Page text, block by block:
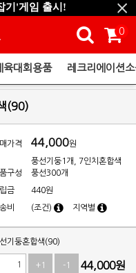
기'게임 출시!
립금 5,000원 증정
' 출시! ❤
0
육대회용품 레크리에이션
(90)
가격 44,000원
구성
풍선기둥1개, 7인치혼합색
풍선300개
금 440원
비 (조건) 지역별
기둥혼합색(90)
+1 -1 44,000원